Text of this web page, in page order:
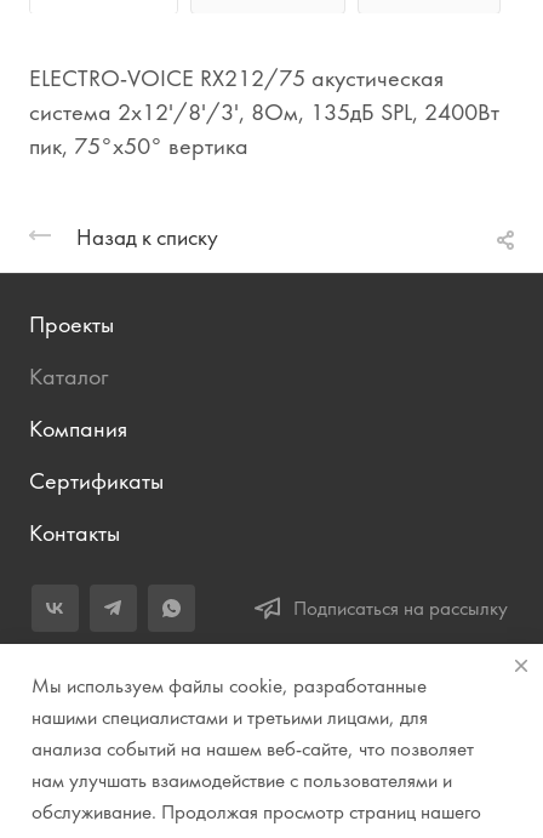
ELECTRO-VOICE RX212/75 акустическая
система 2x12'/8'/3', 8Ом, 135дБ SPL, 2400Вт
пик, 75°x50° вертика
Назад к списку
Проекты
Каталог
Компания
Сертификаты
Контакты
Подписаться на рассылку
+7 (343) 283-04-11
Заказать звонок
info@prirodazvuka.ru
620144, г. Екатеринбург, ул. Хохрякова, д. 98, салон 27, ТЦ
«Весенний», 2 этаж, Центральный вход с ул. Куйбышева
Мы используем файлы cookie, разработанные
нашими специалистами и третьими лицами, для
анализа событий на нашем веб-сайте, что позволяет
нам улучшать взаимодействие с пользователями и
обслуживание. Продолжая просмотр страниц нашего